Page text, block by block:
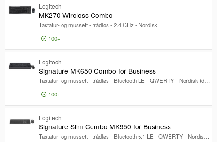
Vis bare
Vis bare
På lager
Lagersted
Eksternt lager
Lager Gjøvik
Produsent
Produsent
Logitech
Logitech
MK270 Wireless Combo
Tastatur- og mussett - trådløs - 2.4 GHz - Nordisk
100+
Logitech
Signature MK650 Combo for Business
Tastatur- og mussett - trådløs - Bluetooth LE - QWERTY - Nordisk (dansk/finsk/norsk/svensk) - grafitt
100+
Logitech
Signature Slim Combo MK950 for Business
Tastatur- og mussett - trådløs - Bluetooth 5.1 LE - QWERTY - Nordisk - grafitt